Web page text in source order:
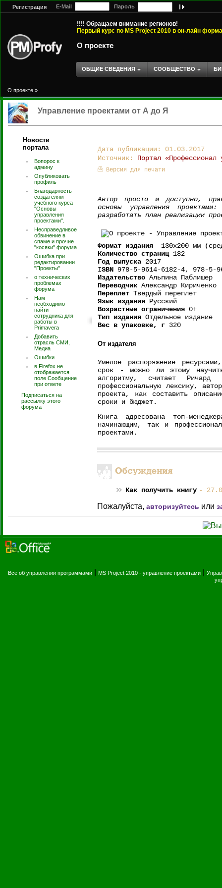
Регистрация E-Mail Пароль
!!!! Обращаем внимание регионов!
Первый курс по MS Project 2010 в он-лайн
О проекте
ОБЩИЕ СВЕДЕНИЯ СООБЩЕСТВО
О проекте »
Управление проектами от А до Я
Новости
портала
Вопорос к
админу
Опубликовать
профиль
Благодарность
создателям
учебного курса
"Основы
управления
проектами".
Несправедливое
обвинение в
спаме и прочие
"косяки" форума
Ошибка при
редактировании
"Проекты"
о технических
проблемах
форума
Нам
необходимо
найти
сотрудника для
работы в
Primavera
Добавить
отрасль СМИ,
Медиа
Ошибки
в Firefox не
отображается
поле Сообщение
при ответе
Подписаться на
рассылку этого
форума
Дата публикации: 01.03.2017
Источник: Портал
Версия для печати
Автор просто и доступно,
основы управления
разработать план реализации
Формат издания 130х200 мм
Количество страниц182
Год выпуска 2017
ISBN 978-5-9614-6182-4, 978-5-
Издательство Альпина Паблишер
Переводчик Александр Кириченко
Переплет Твердый переплет
Язык издания Русский
Возрастные ограничения 0+
Тип издания Отдельное издание
Вес в упаковке, г 320
От издателя
Умелое распоряжение
срок - можно ли этому
алгоритму, считает
профессиональную лексику,
проекта, как составить
сроки и бюджет.
Книга адресована топ-
начинающим, так и
проектами.
Как получить книгу -
Пожалуйста, авторизуйтесь или
Все об управлении программами MS Project 2010 - управление проектами